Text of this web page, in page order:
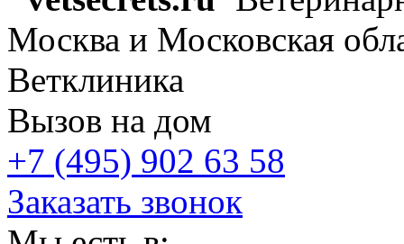
Москва и Московская
Ветклиника
Вызов на дом
+7 (495) 902 63 58
Заказать звонок